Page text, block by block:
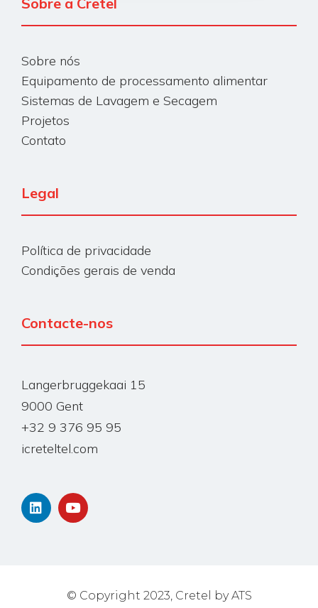
Sobre nós
Equipamento de processamento alimentar
Sistemas de Lavagem e Secagem
Projetos
Contato
Legal
Política de privacidade
Condições gerais de venda
Contacte-nos
Langerbruggekaai 15
9000 Gent
+32 9 376 95 95
icreteltel.com
© Copyright 2023, Cretel by ATS